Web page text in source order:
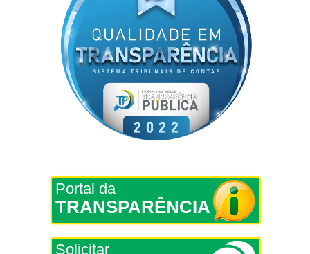
Portal da
TRANSPARÊNCIA
Solicitar